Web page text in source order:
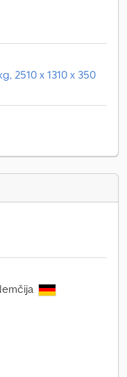
2510 x 1310 x 350